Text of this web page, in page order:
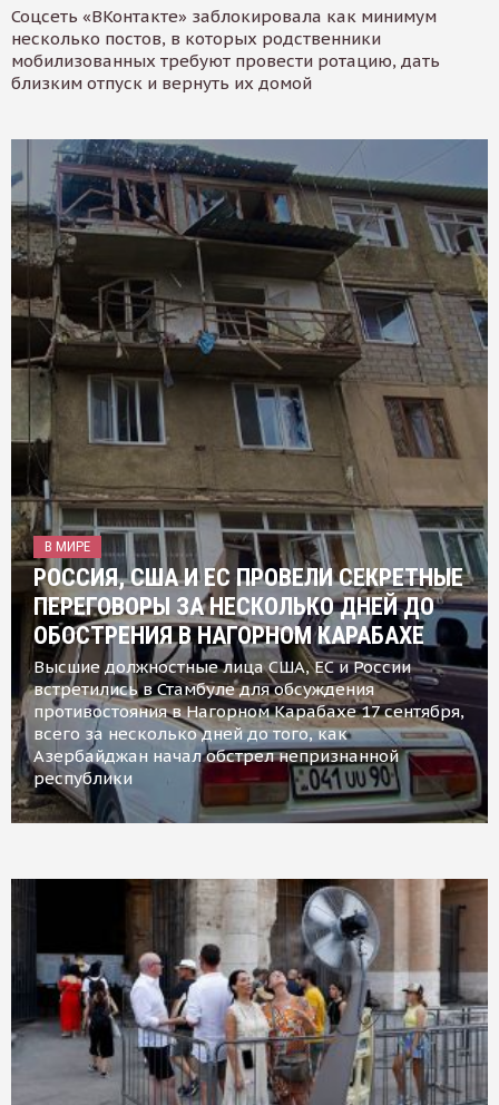
Соцсеть «ВКонтакте» заблокировала как минимум
несколько постов, в которых родственники
мобилизованных требуют провести ротацию, дать
близким отпуск и вернуть их домой
В МИРЕ
РОССИЯ, США И ЕС ПРОВЕЛИ СЕКРЕТНЫЕ
ПЕРЕГОВОРЫ ЗА НЕСКОЛЬКО ДНЕЙ ДО
ОБОСТРЕНИЯ В НАГОРНОМ КАРАБАХЕ
Высшие должностные лица США, ЕС и России
встретились в Стамбуле для обсуждения
противостояния в Нагорном Карабахе 17 сентября,
всего за несколько дней до того, как
Азербайджан начал обстрел непризнанной
республики